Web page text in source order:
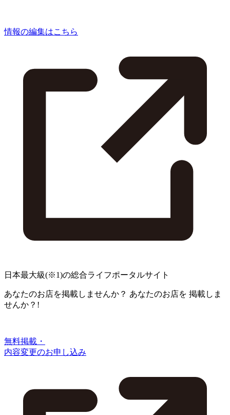
情報の編集はこちら
日本最大級(※1)の総合ライフポータルサイト
あなたのお店を掲載しませんか？ あなたのお店を 掲載しま
せんか？!
無料掲載・
内容変更のお申し込み